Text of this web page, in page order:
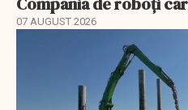
07 AUGUST 2026